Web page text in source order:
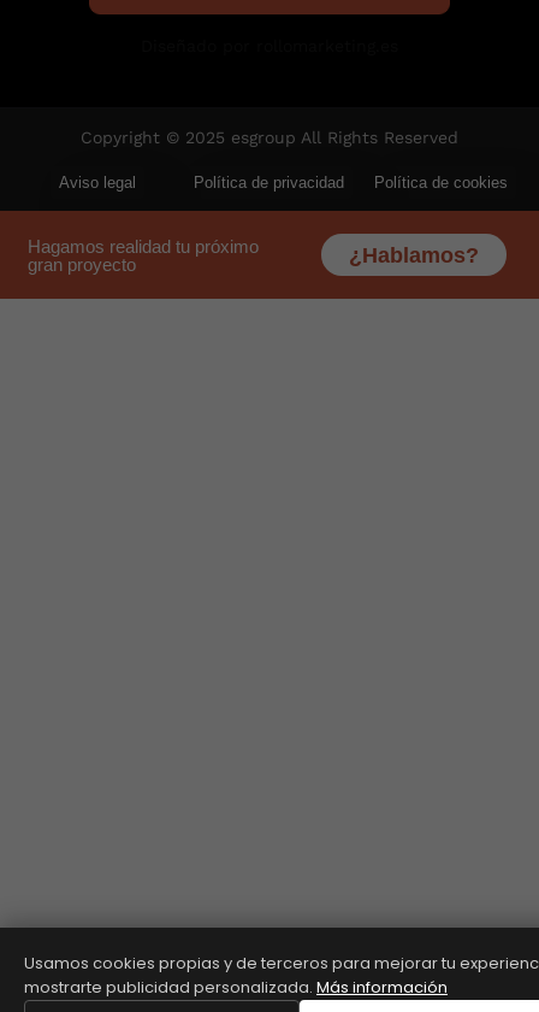
Copyright © 2025 esgroup All Rights Reserved
Aviso legal Política de privacidad Política de cookies
Hagamos realidad tu próximo
gran proyecto
¿Hablamos?
Usamos cookies propias y de terceros para mejorar tu
mostrarte publicidad personalizada. Más información